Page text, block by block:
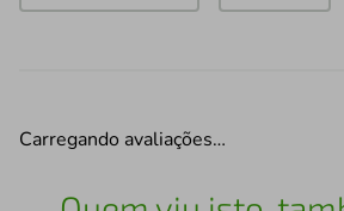
Carregando avaliações…